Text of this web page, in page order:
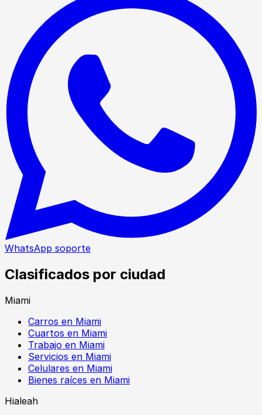
WhatsApp soporte
Clasificados por ciudad
Miami
Carros en Miami
Cuartos en Miami
Trabajo en Miami
Servicios en Miami
Celulares en Miami
Bienes raíces en Miami
Hialeah